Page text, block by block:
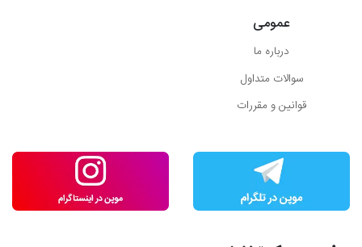
عمومی
درباره ما
سوالات متداول
قوانین و مقررات